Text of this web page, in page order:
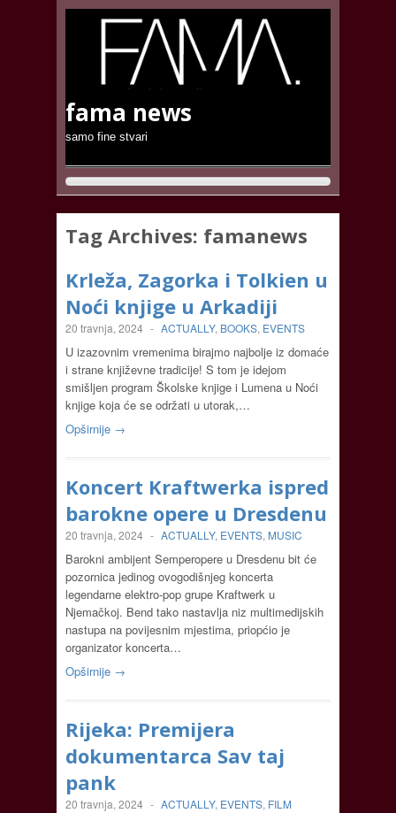
fama news
samo fine stvari
Tag Archives: famanews
Krleža, Zagorka i Tolkien u
Noći knjige u Arkadiji
20 travnja, 2024 - ACTUALLY, BOOKS, EVENTS
U izazovnim vremenima birajmo najbolje iz domaće
i strane književne tradicije! S tom je idejom
smišljen program Školske knjige i Lumena u Noći
knjige koja će se održati u utorak,…
Opširnije →
Koncert Kraftwerka ispred
barokne opere u Dresdenu
20 travnja, 2024 - ACTUALLY, EVENTS, MUSIC
Barokni ambijent Semperopere u Dresdenu bit će
pozornica jedinog ovogodišnjeg koncerta
legendarne elektro-pop grupe Kraftwerk u
Njemačkoj. Bend tako nastavlja niz multimedijskih
nastupa na povijesnim mjestima, priopćio je
organizator koncerta…
Opširnije →
Rijeka: Premijera
dokumentarca Sav taj
pank
20 travnja, 2024 - ACTUALLY, EVENTS, FILM